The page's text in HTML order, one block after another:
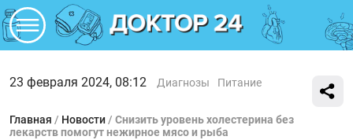
23 февраля 2024, 08:12 Диагнозы Питание
Главная / Новости / Снизить уровень холестерина без
лекарств помогут нежирное мясо и рыба